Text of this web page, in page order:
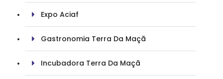
Expo Aciaf
Gastronomia Terra Da Maçã
Incubadora Terra Da Maçã